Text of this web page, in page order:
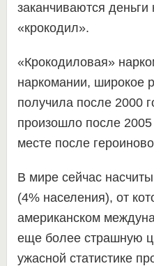
заканчиваются деньги
«крокодил».
«Крокодиловая»
наркомании, широкое
получила после 2000
произошло после
месте после
В мире сейчас
(4% населения), от
американском
еще более страшную
ужасной статистике